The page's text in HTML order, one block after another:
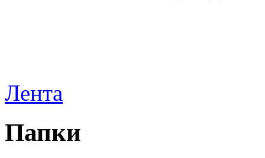
Лента
Папки